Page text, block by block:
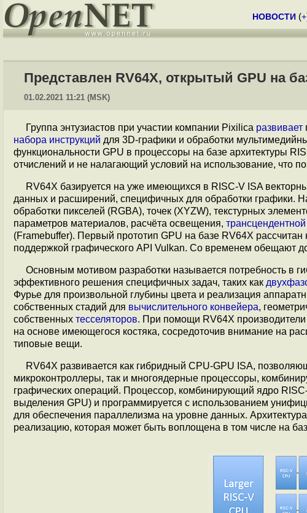
НОВОСТИ (+
Представлен RV64X, открытый GPU на
01.02.2021 11:21 (MSK)
Группа энтузиастов при участии компании Pixilica развивает
набора инструкций для 3D-графики и обработки
функциональности GPU в процессоры на базе архитектуры
отчислений и не налагающий условий на использование, что
RV64X базируется на уже имеющихся в RISC-V ISA
данных и расширений, специфичных для обработки графики.
обработки пикселей (RGBA), точек (XYZW), текстурных
параметров материалов, расчёта освещения,
(Framebuffer). Первый прототип GPU на базе RV64X
поддержкой графического API Vulkan. Со временем обещают
Основным мотивом разработки называется потребность в
эффективного решения специфичных задач, таких как
Фурье для произвольной глубины цвета и реализация
собственных стадий для вычислительного конвейера,
собственных тесселяторов. При помощи RV64X
на основе имеющегося костяка, сосредоточив внимание на
типовые вещи.
RV64X развивается как гибридный CPU-GPU ISA,
микроконтроллеры, так и многоядерные процессоры,
графических операций. Процессор, комбинирующий ядро
выделения GPU) и программируется с использованием
для обеспечения параллелизма на уровне данных.
реализацию, которая может быть воплощена в том числе на